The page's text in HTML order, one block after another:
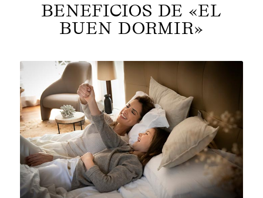
BENEFICIOS DE «EL
BUEN DORMIR»